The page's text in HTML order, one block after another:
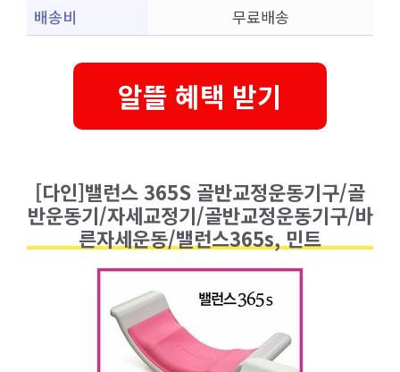
배송비
무료배송
알뜰 혜택 받기
[다인]밸런스 365S 골반교정운동기구/골
반운동기/자세교정기/골반교정운동기구/바
른자세운동/밸런스365s, 민트